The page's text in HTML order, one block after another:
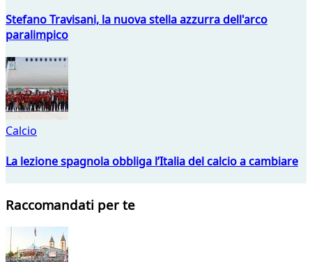
Stefano Travisani, la nuova stella azzurra dell'arco
paralimpico
Calcio
La lezione spagnola obbliga l’Italia del calcio a cambiare
Raccomandati per te